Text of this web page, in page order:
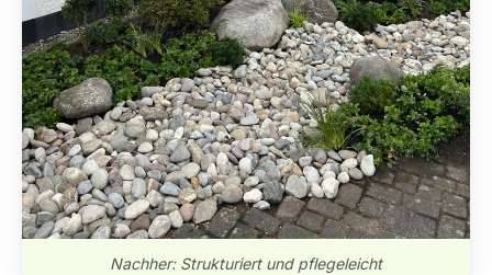
Nachher: Strukturiert und pflegeleicht